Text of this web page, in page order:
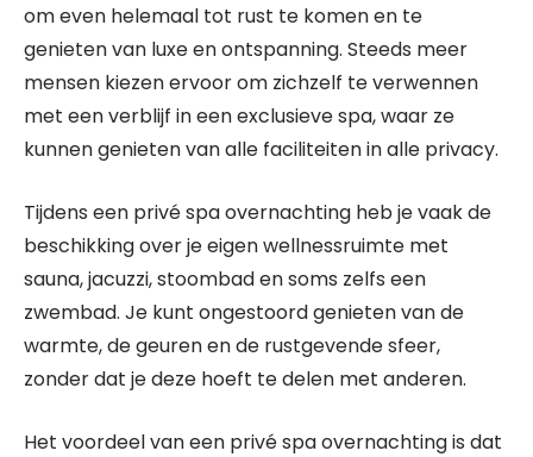
om even helemaal tot rust te komen en te
genieten van luxe en ontspanning. Steeds meer
mensen kiezen ervoor om zichzelf te verwennen
met een verblijf in een exclusieve spa, waar ze
kunnen genieten van alle faciliteiten in alle privacy.
Tijdens een privé spa overnachting heb je vaak de
beschikking over je eigen wellnessruimte met
sauna, jacuzzi, stoombad en soms zelfs een
zwembad. Je kunt ongestoord genieten van de
warmte, de geuren en de rustgevende sfeer,
zonder dat je deze hoeft te delen met anderen.
Het voordeel van een privé spa overnachting is dat